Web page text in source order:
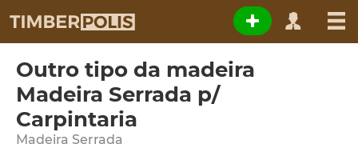
Outro tipo da madeira
Madeira Serrada p/
Carpintaria
Madeira Serrada